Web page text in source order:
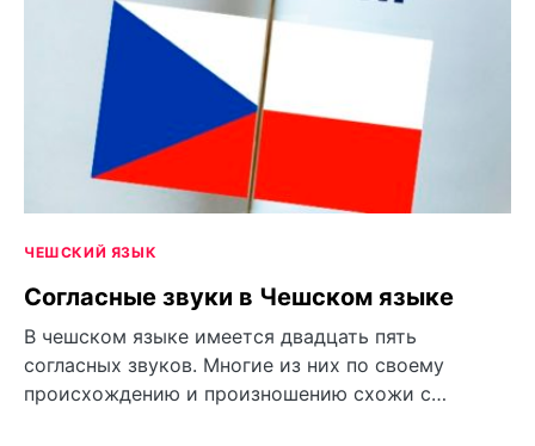
ЧЕШСКИЙ ЯЗЫК
Согласные звуки в Чешском языке
В чешском языке имеется двадцать пять
согласных звуков. Многие из них по своему
происхождению и произношению схожи с…